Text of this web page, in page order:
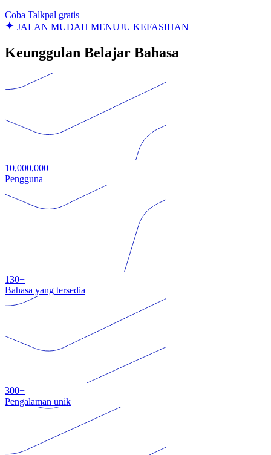
Coba Talkpal gratis
JALAN MUDAH MENUJU KEFASIHAN
Keunggulan Belajar Bahasa
10,000,000+
Pengguna
130+
Bahasa yang tersedia
300+
Pengalaman unik